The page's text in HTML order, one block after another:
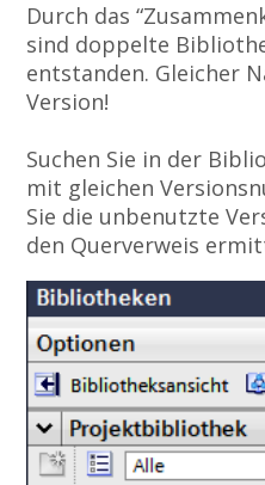
Durch das
sind doppelte
entstanden. Gleicher
Version!
Suchen Sie in der
mit gleichen
Sie die unbenutzte
den Querverweis